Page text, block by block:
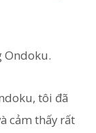
Ondoku.
tôi đã
cảm thấy rất